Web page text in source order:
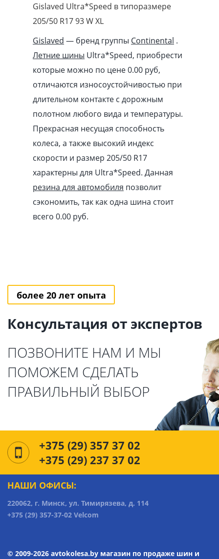
Gislaved Ultra*Speed в типоразмере
205/50 R17 93 W XL
Gislaved — бренд группы Continental .
Летние шины Ultra*Speed, приобрести
которые можно по цене 0.00 pуб,
отличаются износоустойчивостью при
длительном контакте с дорожным
полотном любого вида и температуры.
Прекрасная несущая способность
колеса, а также высокий индекс
скорости и размер 205/50 R17
характерны для Ultra*Speed. Данная
резина для автомобиля позволит
сэкономить, так как одна шина стоит
всего 0.00 pуб.
более 20 лет опыта
Консультация от экспертов
ПОЗВОНИТЕ НАМ И МЫ
ПОМОЖЕМ СДЕЛАТЬ
ПРАВИЛЬНЫЙ ВЫБОР
+375 (29) 357 37 02
+375 (29) 237 37 02
НАШИ ОФИСЫ:
220062, г. Минск, ул. Тимирязева, д. 114
+375 (29) 357-37-02 Velcom
© 2009-2026 avtokolesa.by магазин по продаже шин и